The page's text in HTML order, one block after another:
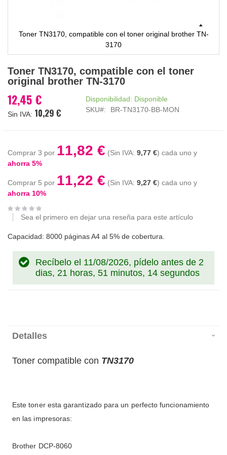
Toner TN3170, compatible con el toner original brother TN-
3170
al
comienzo
la
galería
Toner TN3170, compatible con el toner
original brother TN-3170
12,45 €
10,29 €
Disponibilidad: Disponible
SKU
BR-TN3170-BB-MON
Comprar 3 por 11,82 € 9,77 € cada uno y
ahorra 5%
Comprar 5 por 11,22 € 9,27 € cada uno y
ahorra 10%
Sea el primero en dejar una reseña para este artículo
Capacidad: 8000 páginas A4 al 5% de cobertura.
Recíbelo el 11/08/2026, pídelo antes de 2
dias, 21 horas, 51 minutos, 13 segundos
Detalles
Toner compatible con TN3170
Este toner esta garantizado para un perfecto funcionamiento
en las impresoras:
Brother DCP-8060